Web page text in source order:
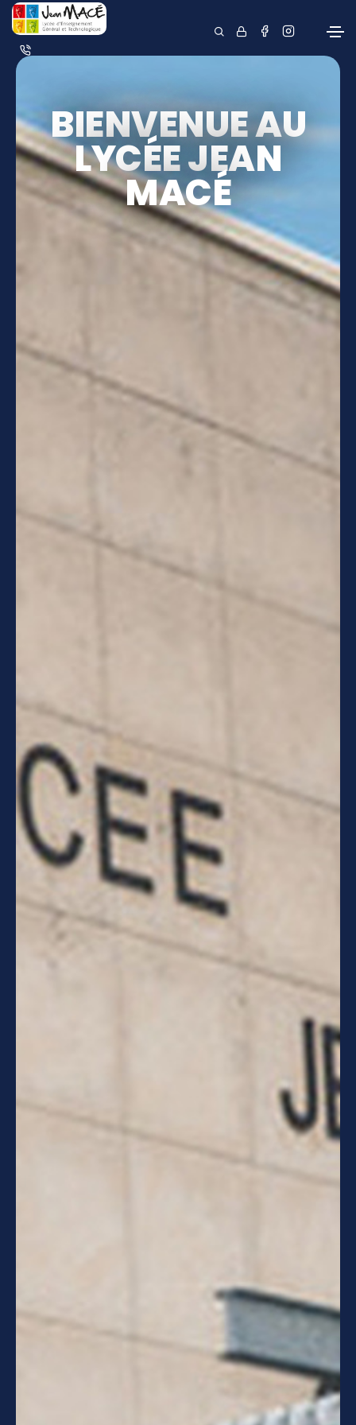
BIENVENUE AU
LYCÉE JEAN
MACÉ